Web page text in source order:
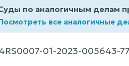
по аналогичным делам
все аналогичные
01-2023-005643-77